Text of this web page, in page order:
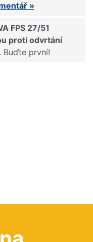
»
FPS 27/51
proti odvrtání
Buďte první!